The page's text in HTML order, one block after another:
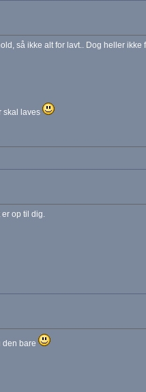
så ikke alt for lavt.. Dog heller ikke
skal laves
op til dig.
den bare